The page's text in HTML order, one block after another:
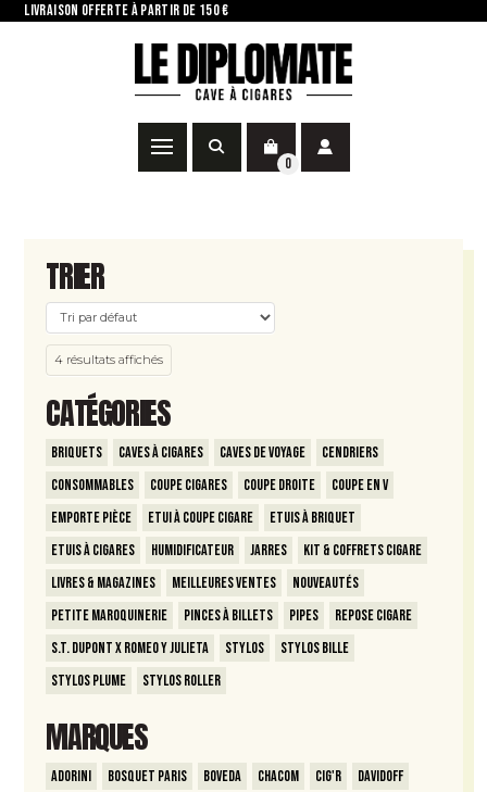
LIVRAISON OFFERTE À PARTIR DE 150 €
0
TRIER
4 résultats affichés
CATÉGORIES
Briquets Caves à Cigares Caves de voyage
Cendriers
Consommables
Coupe Cigares Coupe Droite
Coupe en V
Emporte Pièce
Etui à coupe cigare
Etuis à briquet
Etuis à Cigares
Humidificateur Jarres
Kit & Coffrets Cigare
Livres & Magazines
Meilleures ventes
Nouveautés
Petite Maroquinerie
Pinces à billets Pipes
Repose Cigare
S.T. Dupont x Romeo y Julieta
Stylos
Stylos Bille
Stylos Plume
Stylos Roller
MARQUES
Adorini Bosquet Paris Boveda Chacom Cig'R
Davidoff